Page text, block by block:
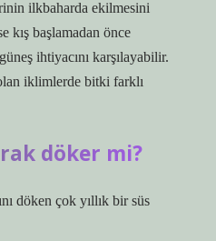
ilkbaharda ekilmesini
kış başlamadan önce
ihtiyacını karşılayabilir.
iklimlerde bitki farklı
döker mi?
döken çok yıllık bir süs